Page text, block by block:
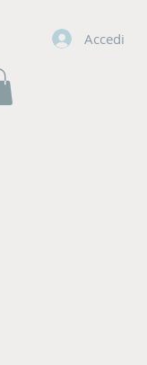
Accedi